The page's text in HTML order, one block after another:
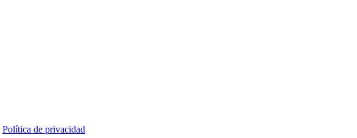
Política de privacidad